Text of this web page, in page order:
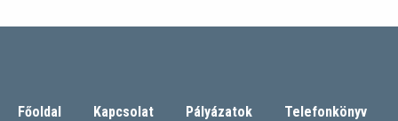
Főoldal Kapcsolat Pályázatok Telefonkönyv